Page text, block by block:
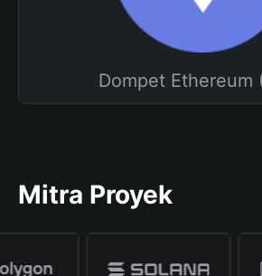
Dompet Ethereum
Mitra Proyek